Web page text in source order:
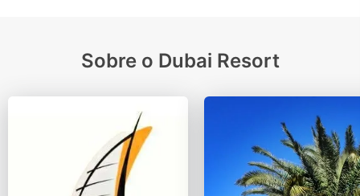
Sobre o Dubai Resort